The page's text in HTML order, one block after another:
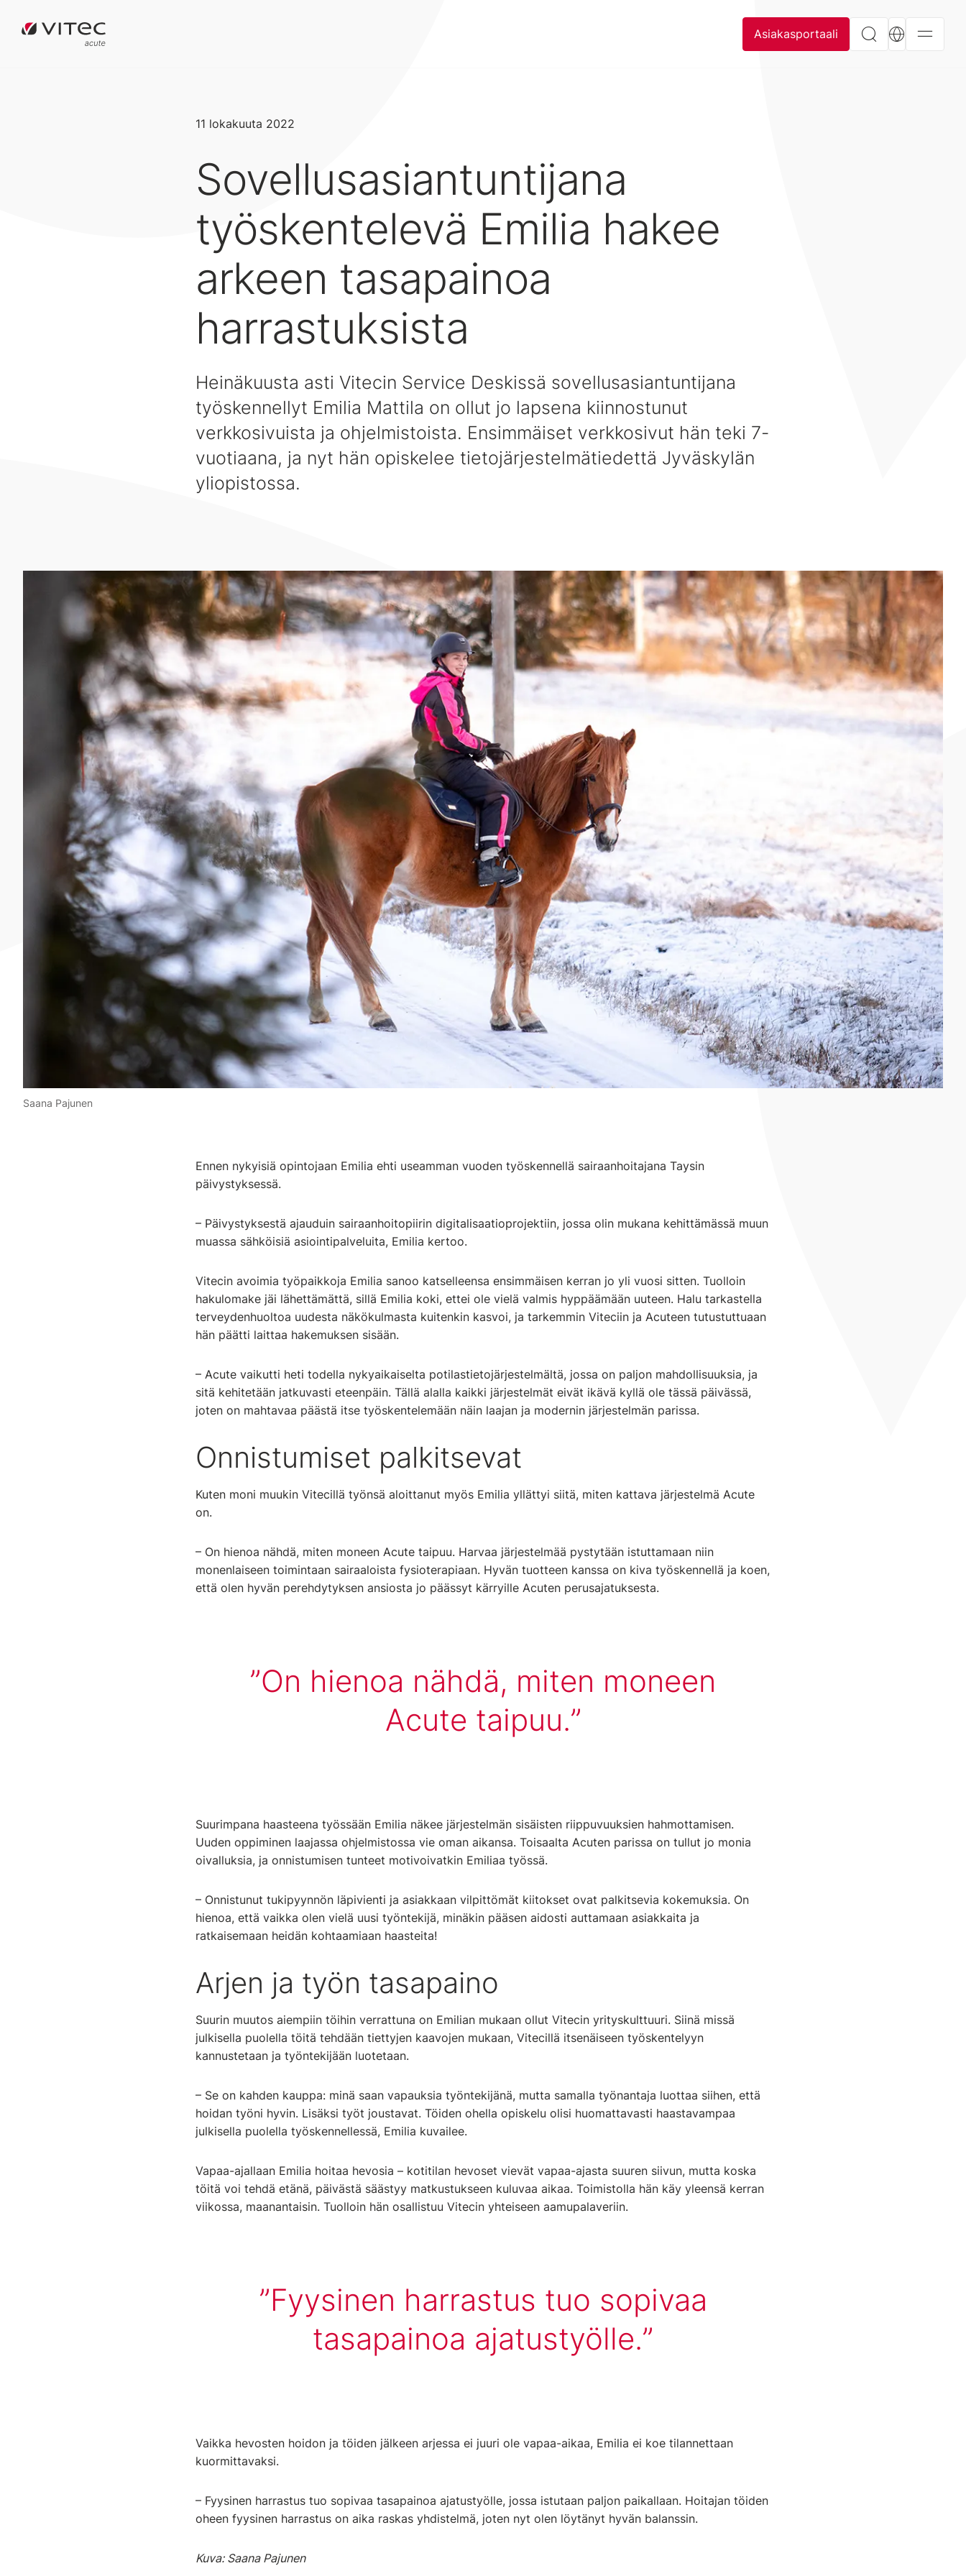
Asiakasportaali
11 lokakuuta 2022
Sovellusasiantuntijana
työskentelevä Emilia hakee
arkeen tasapainoa
harrastuksista
Heinäkuusta asti Vitecin Service Deskissä sovellusasiantuntijana
työskennellyt Emilia Mattila on ollut jo lapsena kiinnostunut
verkkosivuista ja ohjelmistoista. Ensimmäiset verkkosivut hän teki 7-
vuotiaana, ja nyt hän opiskelee tietojärjestelmätiedettä Jyväskylän
yliopistossa.
Saana Pajunen
Ennen nykyisiä opintojaan Emilia ehti useamman vuoden työskennellä sairaanhoitajana Taysin
päivystyksessä.
– Päivystyksestä ajauduin sairaanhoitopiirin digitalisaatioprojektiin, jossa olin mukana kehittämässä muun
muassa sähköisiä asiointipalveluita, Emilia kertoo.
Vitecin avoimia työpaikkoja Emilia sanoo katselleensa ensimmäisen kerran jo yli vuosi sitten. Tuolloin
hakulomake jäi lähettämättä, sillä Emilia koki, ettei ole vielä valmis hyppäämään uuteen. Halu tarkastella
terveydenhuoltoa uudesta näkökulmasta kuitenkin kasvoi, ja tarkemmin Viteciin ja Acuteen tutustuttuaan
hän päätti laittaa hakemuksen sisään.
– Acute vaikutti heti todella nykyaikaiselta potilastietojärjestelmältä, jossa on paljon mahdollisuuksia, ja
sitä kehitetään jatkuvasti eteenpäin. Tällä alalla kaikki järjestelmät eivät ikävä kyllä ole tässä päivässä,
joten on mahtavaa päästä itse työskentelemään näin laajan ja modernin järjestelmän parissa.
Onnistumiset palkitsevat
Kuten moni muukin Vitecillä työnsä aloittanut myös Emilia yllättyi siitä, miten kattava järjestelmä Acute
on.
– On hienoa nähdä, miten moneen Acute taipuu. Harvaa järjestelmää pystytään istuttamaan niin
monenlaiseen toimintaan sairaaloista fysioterapiaan. Hyvän tuotteen kanssa on kiva työskennellä ja koen,
että olen hyvän perehdytyksen ansiosta jo päässyt kärryille Acuten perusajatuksesta.
On hienoa nähdä, miten moneen
Acute taipuu.
Suurimpana haasteena työssään Emilia näkee järjestelmän sisäisten riippuvuuksien hahmottamisen.
Uuden oppiminen laajassa ohjelmistossa vie oman aikansa. Toisaalta Acuten parissa on tullut jo monia
oivalluksia, ja onnistumisen tunteet motivoivatkin Emiliaa työssä.
– Onnistunut tukipyynnön läpivienti ja asiakkaan vilpittömät kiitokset ovat palkitsevia kokemuksia. On
hienoa, että vaikka olen vielä uusi työntekijä, minäkin pääsen aidosti auttamaan asiakkaita ja
ratkaisemaan heidän kohtaamiaan haasteita!
Arjen ja työn tasapaino
Suurin muutos aiempiin töihin verrattuna on Emilian mukaan ollut Vitecin yrityskulttuuri. Siinä missä
julkisella puolella töitä tehdään tiettyjen kaavojen mukaan, Vitecillä itsenäiseen työskentelyyn
kannustetaan ja työntekijään luotetaan.
– Se on kahden kauppa: minä saan vapauksia työntekijänä, mutta samalla työnantaja luottaa siihen, että
hoidan työni hyvin. Lisäksi työt joustavat. Töiden ohella opiskelu olisi huomattavasti haastavampaa
julkisella puolella työskennellessä, Emilia kuvailee.
Vapaa-ajallaan Emilia hoitaa hevosia – kotitilan hevoset vievät vapaa-ajasta suuren siivun, mutta koska
töitä voi tehdä etänä, päivästä säästyy matkustukseen kuluvaa aikaa. Toimistolla hän käy yleensä kerran
viikossa, maanantaisin. Tuolloin hän osallistuu Vitecin yhteiseen aamupalaveriin.
Fyysinen harrastus tuo sopivaa
tasapainoa ajatustyölle.
Vaikka hevosten hoidon ja töiden jälkeen arjessa ei juuri ole vapaa-aikaa, Emilia ei koe tilannettaan
kuormittavaksi.
– Fyysinen harrastus tuo sopivaa tasapainoa ajatustyölle, jossa istutaan paljon paikallaan. Hoitajan töiden
oheen fyysinen harrastus on aika raskas yhdistelmä, joten nyt olen löytänyt hyvän balanssin.
Kuva: Saana Pajunen